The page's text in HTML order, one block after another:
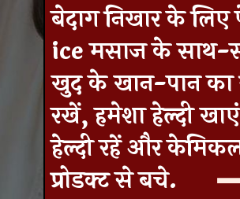
बेदाग निखार के
ice मसाज के साथ-
खुद के खान-पान का
रखें, हमेशा हेल्दी
हेल्दी रहें और
प्रोडक्ट से बचे.